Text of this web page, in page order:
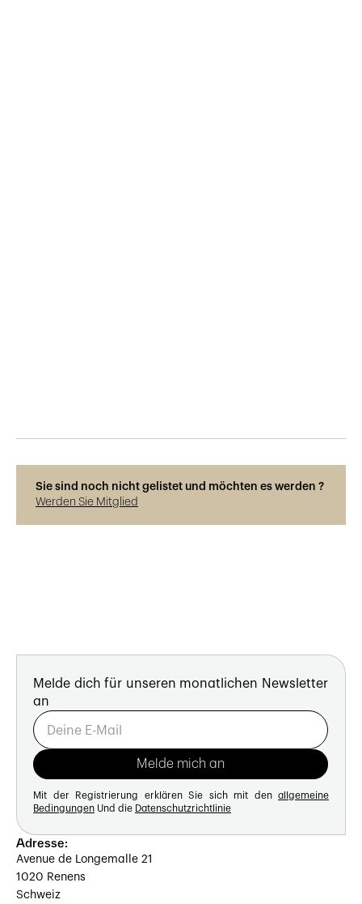
Sie sind noch nicht gelistet und möchten es werden ?
Werden Sie Mitglied
Melde dich für unseren monatlichen Newsletter
an
Mit der Registrierung erklären Sie sich mit den allgemeine
Bedingungen Und die Datenschutzrichtlinie
Adresse:
Avenue de Longemalle 21
1020 Renens
Schweiz